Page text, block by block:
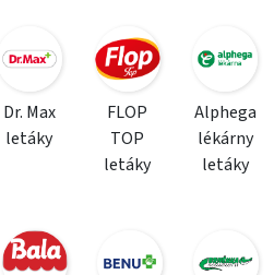
Dr. Max
letáky
FLOP
TOP
letáky
Alphega
lékárny
letáky